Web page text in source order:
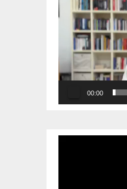
Video
00:00